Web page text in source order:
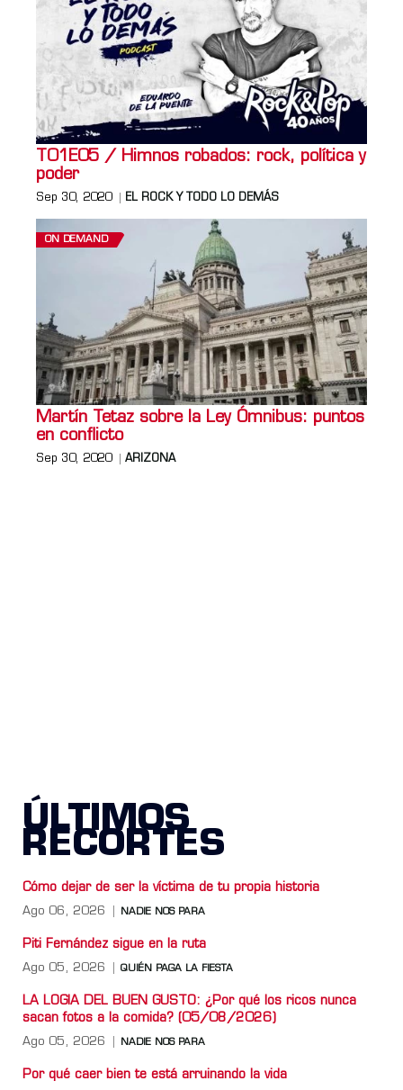
T01E05 / Himnos robados: rock, política y
poder
Sep 30, 2020 EL ROCK Y TODO LO DEMÁS
ON DEMAND
Martín Tetaz sobre la Ley Ómnibus: puntos
en conflicto
Sep 30, 2020 ARIZONA
ÚLTIMOS
RECORTES
Cómo dejar de ser la víctima de tu propia historia
Ago 06, 2026 NADIE NOS PARA
Piti Fernández sigue en la ruta
Ago 05, 2026 QUIÉN PAGA LA FIESTA
LA LOGIA DEL BUEN GUSTO: ¿Por qué los ricos nunca
sacan fotos a la comida? (05/08/2026)
Ago 05, 2026 NADIE NOS PARA
Por qué caer bien te está arruinando la vida